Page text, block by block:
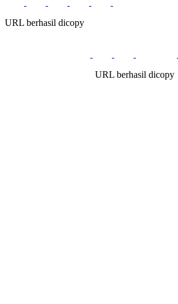
URL berhasil dicopy
URL berhasil dicopy